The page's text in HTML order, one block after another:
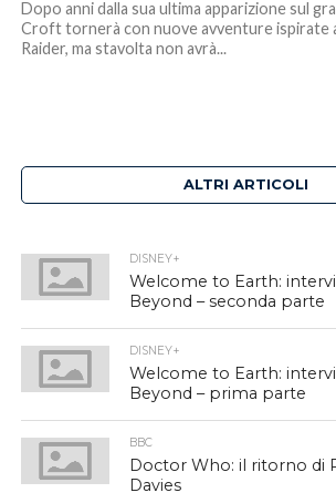
Dopo anni dalla sua ultima apparizione sul
Croft tornerà con nuove avventure ispirate
Raider, ma stavolta non avrà...
ALTRI ARTICOLI
DISNEY+
Welcome to Earth:
Beyond – seconda parte
DISNEY+
Welcome to Earth:
Beyond – prima parte
BBC
Doctor Who: il ritorno di
Davies